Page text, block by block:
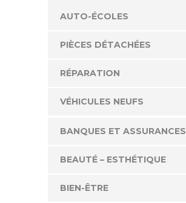
AUTO-ÉCOLES
PIÈCES DÉTACHÉES
RÉPARATION
VÉHICULES NEUFS
BANQUES ET ASSURANCES
BEAUTÉ – ESTHÉTIQUE
BIEN-ÊTRE